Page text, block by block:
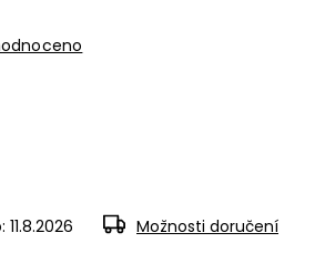
11.8.2026 Možnosti doručení